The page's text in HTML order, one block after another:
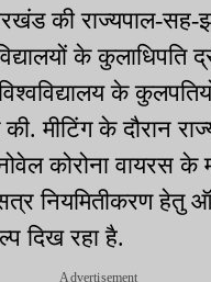
की राज्यपाल-सह-
के कुलाधिपति
के
मीटिंग के दौरान
कोरोना वायरस के
सत्र नियमितीकरण हेतु
दिख रहा है.
Advertisement